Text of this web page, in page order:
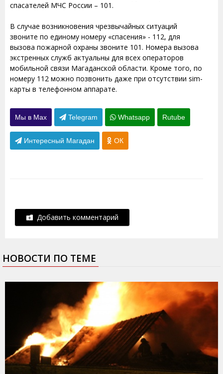
спасателей МЧС России – 101.
В случае возникновения чрезвычайных ситуаций
звоните по единому номеру «спасения» - 112, для
вызова пожарной охраны звоните 101. Номера вызова
экстренных служб актуальны для всех операторов
мобильной связи Магаданской области. Кроме того, по
номеру 112 можно позвонить даже при отсутствии sim-
карты в телефонном аппарате.
Мы в Max Telegram Whatsapp Rutube
Интересный Магадан ОК
Добавить комментарий
НОВОСТИ ПО ТЕМЕ